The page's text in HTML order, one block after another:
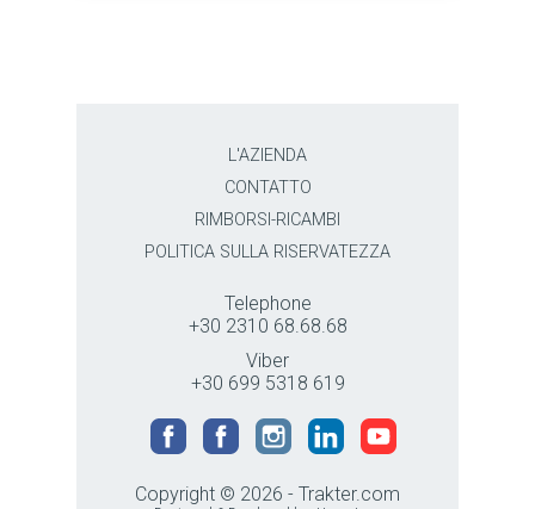
L'AZIENDA
CONTATTO
RIMBORSI-RICAMBI
POLITICA SULLA RISERVATEZZA
Telephone
+30 2310 68.68.68
Viber
+30 699 5318 619
Copyright © 2026 - Trakter.com